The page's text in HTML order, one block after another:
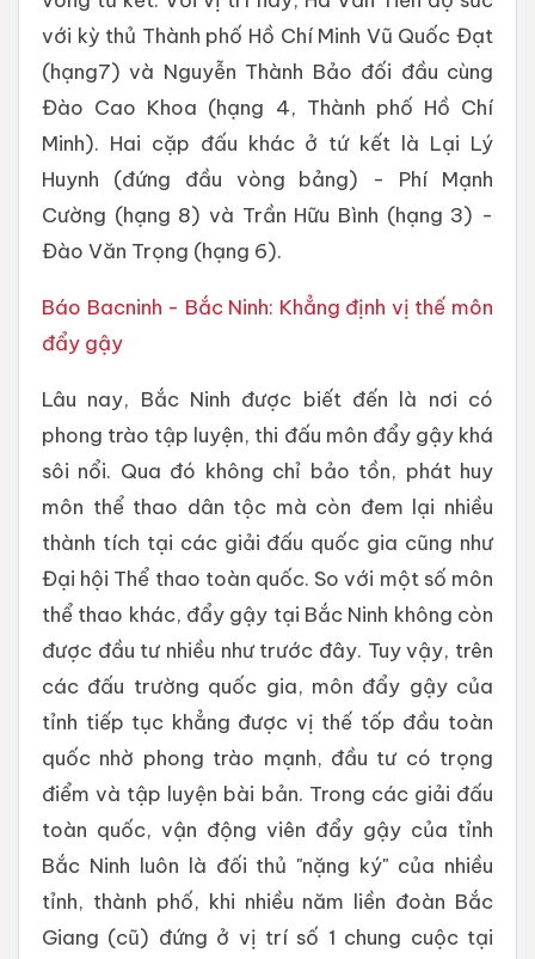
với kỳ thủ Thành phố Hồ Chí Minh Vũ Quốc Đạt
(hạng7) và Nguyễn Thành Bảo đối đầu cùng
Đào Cao Khoa (hạng 4, Thành phố Hồ Chí
Minh). Hai cặp đấu khác ở tứ kết là Lại Lý
Huynh (đứng đầu vòng bảng) - Phí Mạnh
Cường (hạng 8) và Trần Hữu Bình (hạng 3) -
Đào Văn Trọng (hạng 6).
Báo Bacninh - Bắc Ninh: Khẳng định vị thế môn
đẩy gậy
Lâu nay, Bắc Ninh được biết đến là nơi có
phong trào tập luyện, thi đấu môn đẩy gậy khá
sôi nổi. Qua đó không chỉ bảo tồn, phát huy
môn thể thao dân tộc mà còn đem lại nhiều
thành tích tại các giải đấu quốc gia cũng như
Đại hội Thể thao toàn quốc. So với một số môn
thể thao khác, đẩy gậy tại Bắc Ninh không còn
được đầu tư nhiều như trước đây. Tuy vậy, trên
các đấu trường quốc gia, môn đẩy gậy của
tỉnh tiếp tục khẳng được vị thế tốp đầu toàn
quốc nhờ phong trào mạnh, đầu tư có trọng
điểm và tập luyện bài bản. Trong các giải đấu
toàn quốc, vận động viên đẩy gậy của tỉnh
Bắc Ninh luôn là đối thủ "nặng ký" của nhiều
tỉnh, thành phố, khi nhiều năm liền đoàn Bắc
Giang (cũ) đứng ở vị trí số 1 chung cuộc tại